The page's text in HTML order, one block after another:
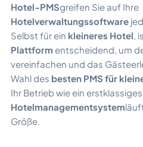
Hotel-PMSgreifen Sie auf Ihre
Hotelverwaltungssoftware
Selbst für ein kleineres Hotel ,
Plattform entscheidend, um
vereinfachen und das
Wahl des besten PMS für
Ihr Betrieb wie ein erstklassiges
Hotelmanagementsystem
Größe.